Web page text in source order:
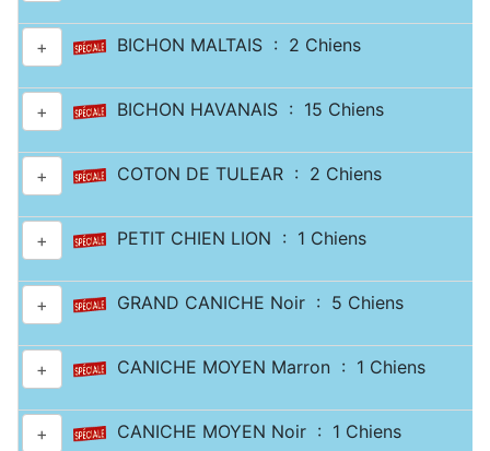
+ BICHON MALTAIS : 2 Chiens
+ BICHON HAVANAIS : 15 Chiens
+ COTON DE TULEAR : 2 Chiens
+ PETIT CHIEN LION : 1 Chiens
+ GRAND CANICHE Noir : 5 Chiens
+ CANICHE MOYEN Marron : 1 Chiens
+ CANICHE MOYEN Noir : 1 Chiens